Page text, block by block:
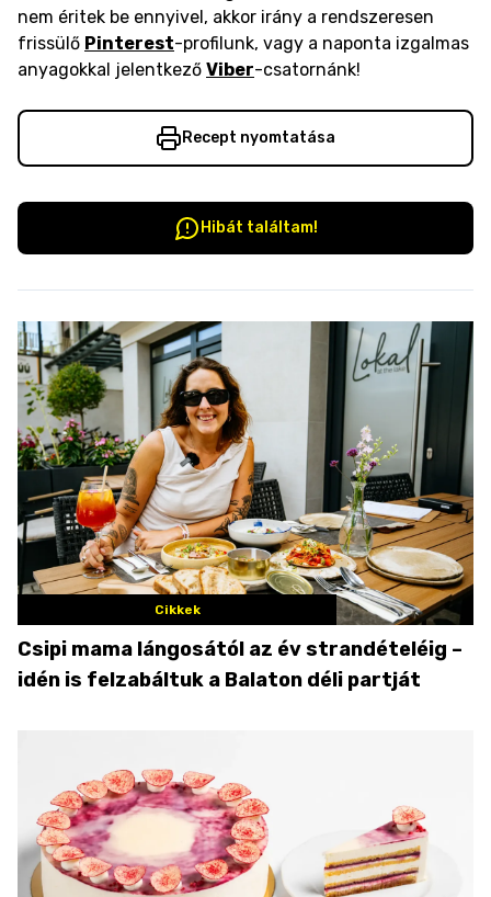
nem éritek be ennyivel, akkor irány a rendszeresen
frissülő Pinterest-profilunk, vagy a naponta izgalmas
anyagokkal jelentkező Viber-csatornánk!
Recept nyomtatása
Hibát találtam!
Cikkek
Csipi mama lángosától az év strandételéig –
idén is felzabáltuk a Balaton déli partját